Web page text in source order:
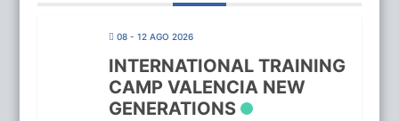
08 - 12 AGO 2026
INTERNATIONAL TRAINING
CAMP VALENCIA NEW
GENERATIONS